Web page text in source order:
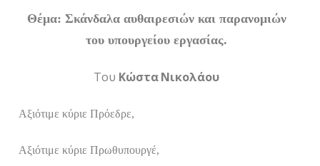
Θέμα: Σκάνδαλα αυθαιρεσιών και παρανομιών
του υπουργείου εργασίας.
Του Κώστα Νικολάου
Αξιότιμε κύριε Πρόεδρε,
Αξιότιμε κύριε Πρωθυπουργέ,